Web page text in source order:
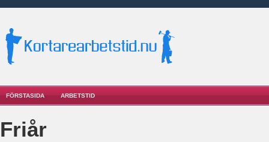
FÖRSTASIDA ARBETSTID
Friår